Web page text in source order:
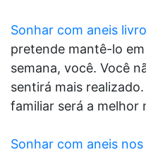
Sonhar com aneis livro
pretende mantê-lo
semana, você. Você
sentirá mais
familiar será a melhor
Sonhar com aneis